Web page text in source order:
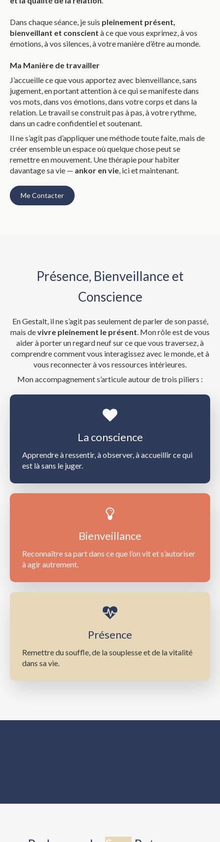
Dans chaque séance, je suis pleinement présent,
bienveillant et conscient à ce que vous exprimez, à vos
émotions, à vos silences, à votre manière d’être au monde.
Ma Manière de travailler
J’accueille ce que vous apportez avec bienveillance, sans
jugement, en portant attention à ce qui se manifeste dans
vos mots, dans vos émotions, dans votre corps et dans la
relation. Le travail se construit pas à pas, à votre rythme,
dans un cadre confidentiel et soutenant.
Il ne s’agit pas d’appliquer une méthode toute faite, mais de
créer ensemble un espace où quelque chose peut se
remettre en mouvement. Une thérapie pour habiter
davantage sa vie — ankor en vie, ici et maintenant.
Me Contacter
Présence, Bienveillance et
Conscience
En Gestalt, il ne s’agit pas seulement de parler de son passé,
mais devivre pleinement le présent. Mon rôle est de vous
aider à porter un regard neuf sur ce que vous traversez, à
comprendre comment vous interagissez avec le monde, et à
vous reconnecter à vos ressources intérieures.
Mon accompagnement s’articule autour de trois piliers :
La conscience
Apprendre à ressentir, à observer, à accueillir ce qui
est là sans le juger.
Bienveillance
Reconnaître sa part dans ce que l’on vit et s’autoriser
à agir autrement.
Présence
Remettre du souffle, de la souplesse et de la vitalité
dans sa vie.